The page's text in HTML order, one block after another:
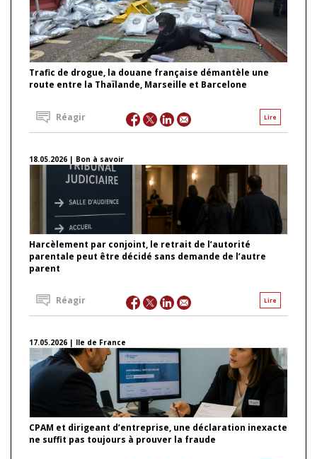
Trafic de drogue, la douane française démantèle une
route entre la Thaïlande, Marseille et Barcelone
Lire
Réagir
18.05.2026 | Bon à savoir
Harcèlement par conjoint, le retrait de l’autorité
parentale peut être décidé sans demande de l’autre
parent
Lire
Réagir
17.05.2026 | Ile de France
CPAM et dirigeant d’entreprise, une déclaration inexacte
ne suffit pas toujours à prouver la fraude